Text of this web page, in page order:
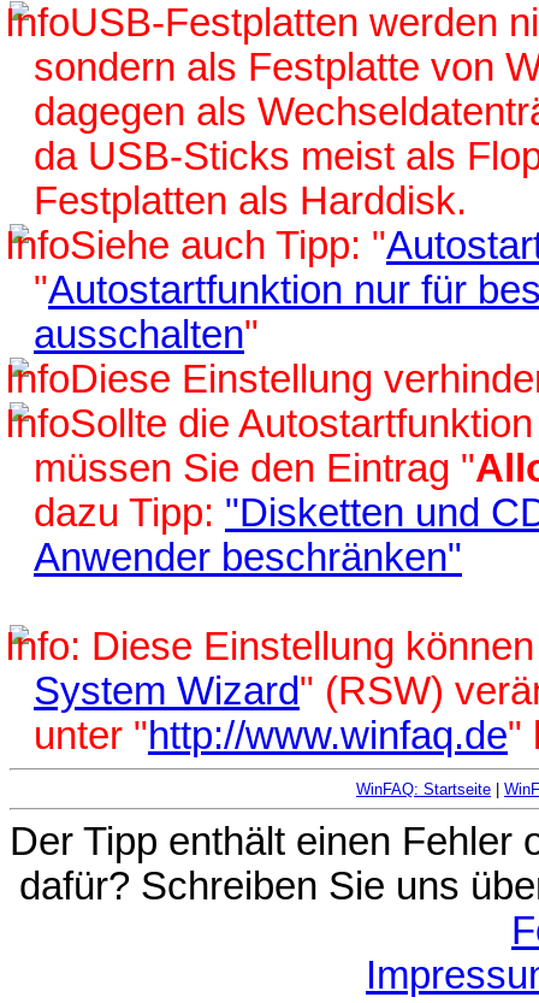
USB-Festplatten werden
sondern als Festplatte von
dagegen als
da USB-Sticks meist als
Festplatten als Harddisk.
Siehe auch Tipp: "
"Autostartfunktion nur für
ausschalten"
Diese Einstellung
Sollte die
müssen Sie den Eintrag "
dazu Tipp: "Disketten und
Anwender beschränken"
Diese Einstellung
System Wizard" (RSW)
unter "http://www.winfaq.de"
WinFAQ: Startseite
Der Tipp enthält einen Fehler
dafür? Schreiben Sie uns